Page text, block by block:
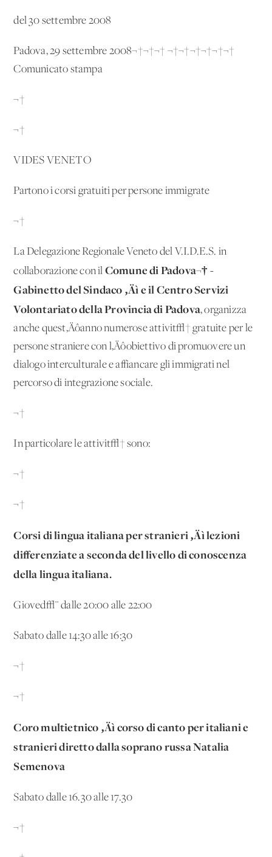
del 30 settembre 2008
Padova, 29 settembre 2008¬†¬†¬† ¬†¬†¬†¬†¬†¬†
Comunicato stampa
¬†
¬†
VIDES VENETO
Partono i corsi gratuiti per persone immigrate
¬†
La Delegazione Regionale Veneto del V.I.D.E.S. in
collaborazione con il Comune di Padova¬† -
Gabinetto del Sindaco ‚Äì e il Centro Servizi
Volontariato della Provincia di Padova, organizza
anche quest‚Äôanno numerose attivit√† gratuite per le
persone straniere con l‚Äôobiettivo di promuovere un
dialogo interculturale e affiancare gli immigrati nel
percorso di integrazione sociale.
¬†
In particolare le attivit√† sono:
¬†
¬†
Corsi di lingua italiana per stranieri ‚Äì lezioni
differenziate a seconda del livello di conoscenza
della lingua italiana.
Gioved√¨ dalle 20:00 alle 22:00
Sabato dalle 14:30 alle 16:30
¬†
¬†
Coro multietnico ‚Äì corso di canto per italiani e
stranieri diretto dalla soprano russa Natalia
Semenova
Sabato dalle 16.30 alle 17.30
¬†